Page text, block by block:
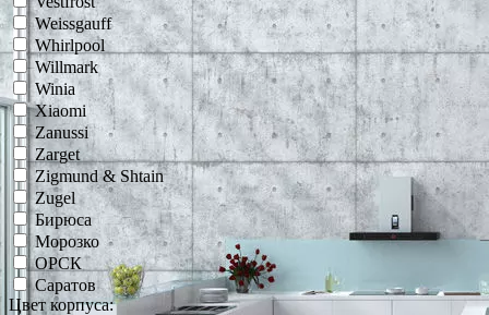
Weissgauff
Whirlpool
Willmark
Winia
Xiaomi
Zanussi
Zarget
Zigmund & Shtain
Zugel
Бирюса
Морозко
ОРСК
Саратов
Цвет корпуса: